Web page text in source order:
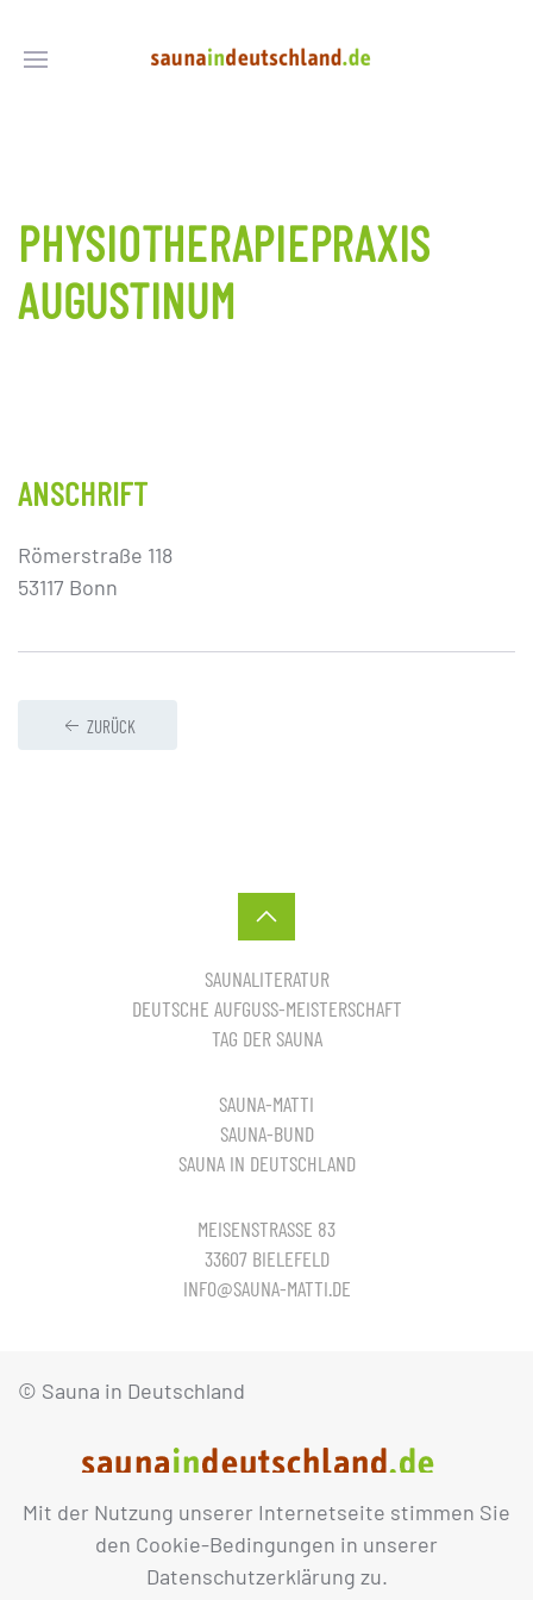
Mit der Nutzung unserer Internetseite stimmen Sie
den Cookie-Bedingungen in unserer
Datenschutzerklärung zu.
PHYSIOTHERAPIEPRAXIS
AUGUSTINUM
ANSCHRIFT
Römerstraße 118
53117 Bonn
ZURÜCK
SAUNALITERATUR
DEUTSCHE AUFGUSS-MEISTERSCHAFT
TAG DER SAUNA
SAUNA-MATTI
SAUNA-BUND
SAUNA IN DEUTSCHLAND
MEISENSTRASSE 83
33607 BIELEFELD
INFO@SAUNA-MATTI.DE
© Sauna in Deutschland
IMPRESSUM DATENSCHUTZ